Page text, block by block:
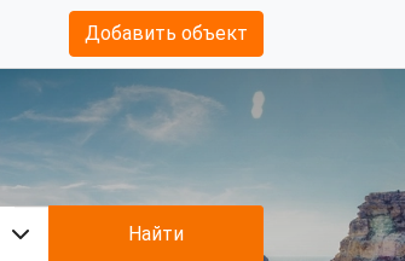
Добавить объект
Найти